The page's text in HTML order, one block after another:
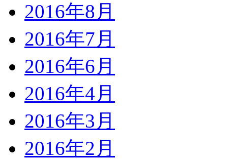
2016年8月
2016年7月
2016年6月
2016年4月
2016年3月
2016年2月